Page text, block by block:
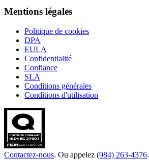
Mentions légales
Politique de cookies
DPA
EULA
Confidentialité
Confiance
SLA
Conditions générales
Conditions d'utilisation
Contactez-nous. Ou appelez (984) 263-4376.